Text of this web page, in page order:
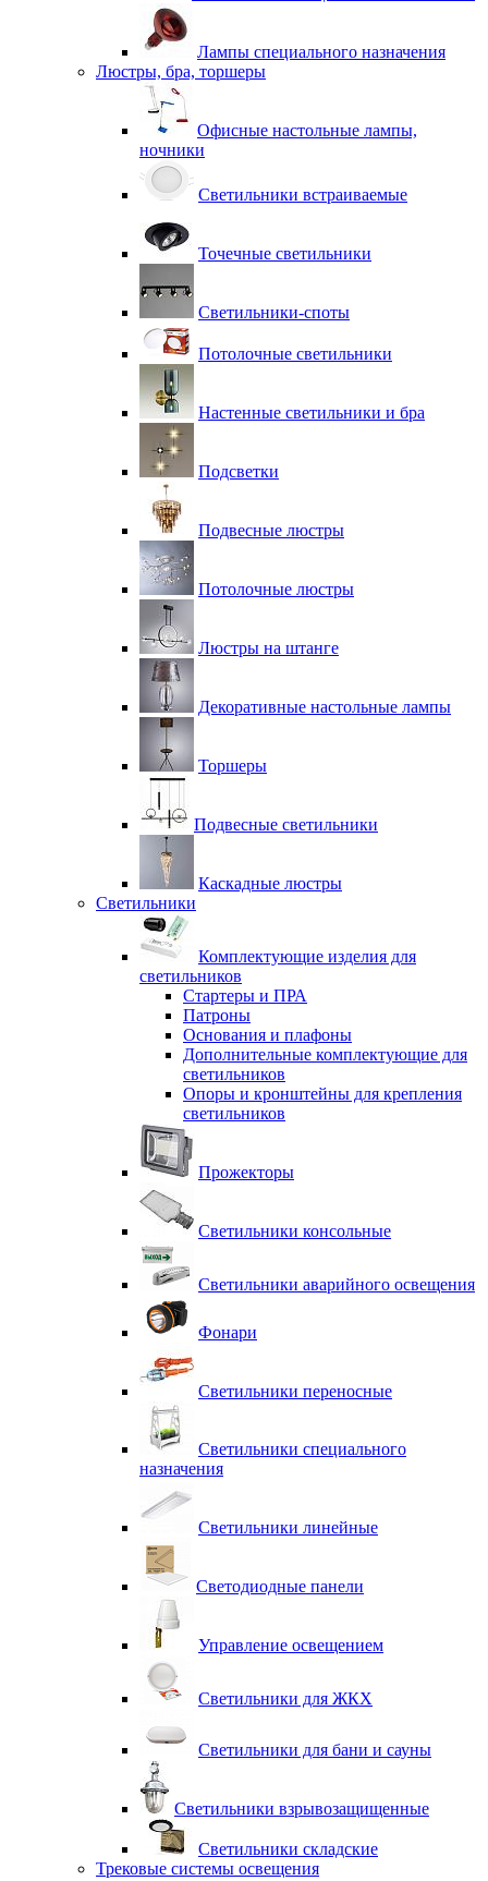
Лампы специального назначения
Люстры, бра, торшеры
Офисные настольные лампы,
ночники
Светильники встраиваемые
Точечные светильники
Светильники-споты
Потолочные светильники
Настенные светильники и бра
Подсветки
Подвесные люстры
Потолочные люстры
Люстры на штанге
Декоративные настольные лампы
Торшеры
Подвесные светильники
Каскадные люстры
Светильники
Комплектующие изделия для
светильников
Стартеры и ПРА
Патроны
Основания и плафоны
Дополнительные комплектующие для
светильников
Опоры и кронштейны для крепления
светильников
Прожекторы
Светильники консольные
Светильники аварийного освещения
Фонари
Светильники переносные
Светильники специального
назначения
Светильники линейные
Светодиодные панели
Управление освещением
Светильники для ЖКХ
Светильники для бани и сауны
Светильники взрывозащищенные
Светильники складские
Трековые системы освещения